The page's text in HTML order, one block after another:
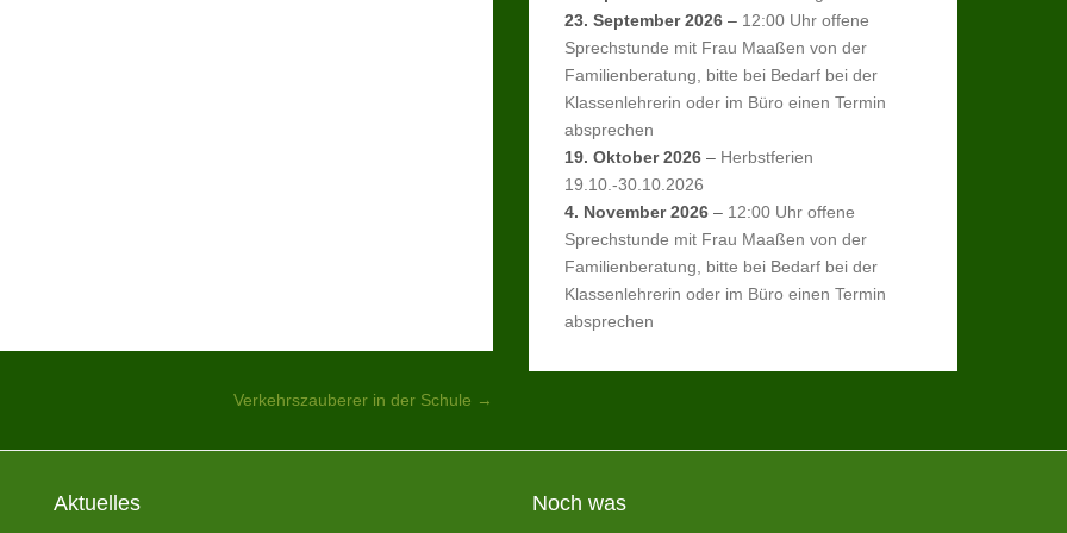
Verkehrszauberer in der Schule →
23. September 2026 – 12:00 Uhr offene
Sprechstunde mit Frau Maaßen von der
Familienberatung, bitte bei Bedarf bei der
Klassenlehrerin oder im Büro einen Termin
absprechen
19. Oktober 2026 – Herbstferien
19.10.-30.10.2026
4. November 2026 – 12:00 Uhr offene
Sprechstunde mit Frau Maaßen von der
Familienberatung, bitte bei Bedarf bei der
Klassenlehrerin oder im Büro einen Termin
absprechen
Aktuelles Noch was